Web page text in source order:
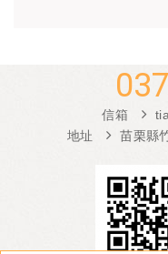
信箱
地址
苗栗縣